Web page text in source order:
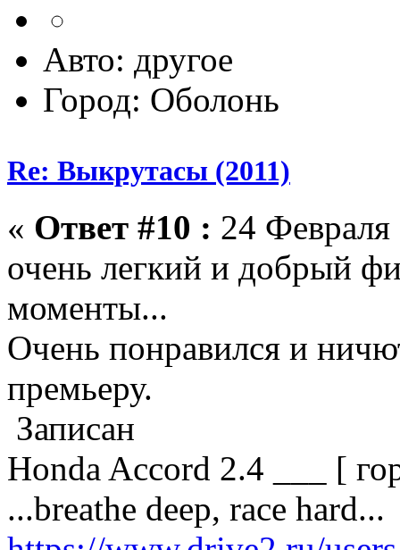
Авто: другое
Город: Оболонь
Re: Выкрутасы (2011)
« Ответ #10 : 24
очень легкий и добрый
моменты...
Очень понравился и
премьеру.
Записан
Honda Accord 2.4 ___ [
...breathe deep, race hard...